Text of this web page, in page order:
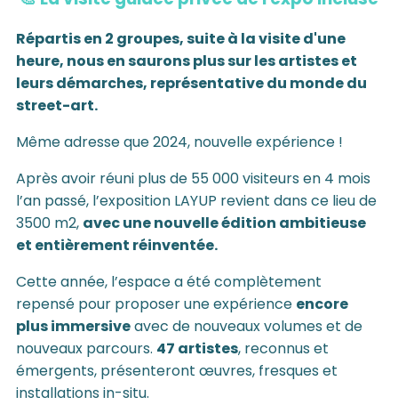
Répartis en 2 groupes, suite à la visite d'une
heure, nous en saurons plus sur les artistes et
leurs démarches, représentative du monde du
street-art.
Même adresse que 2024, nouvelle expérience !
Après avoir réuni plus de 55 000 visiteurs en 4 mois
l’an passé, l’exposition LAYUP revient dans ce lieu de
3500 m2, avec une nouvelle édition ambitieuse
et entièrement réinventée.
Cette année, l’espace a été complètement
repensé pour proposer une expérience encore
plus immersiveavec de nouveaux volumes et de
nouveaux parcours. 47 artistes, reconnus et
émergents, présenteront œuvres, fresques et
installations in-situ.